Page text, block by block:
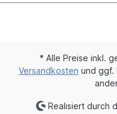
* Alle Preise inkl.
Versandkosten und ggf.
Realisiert durch